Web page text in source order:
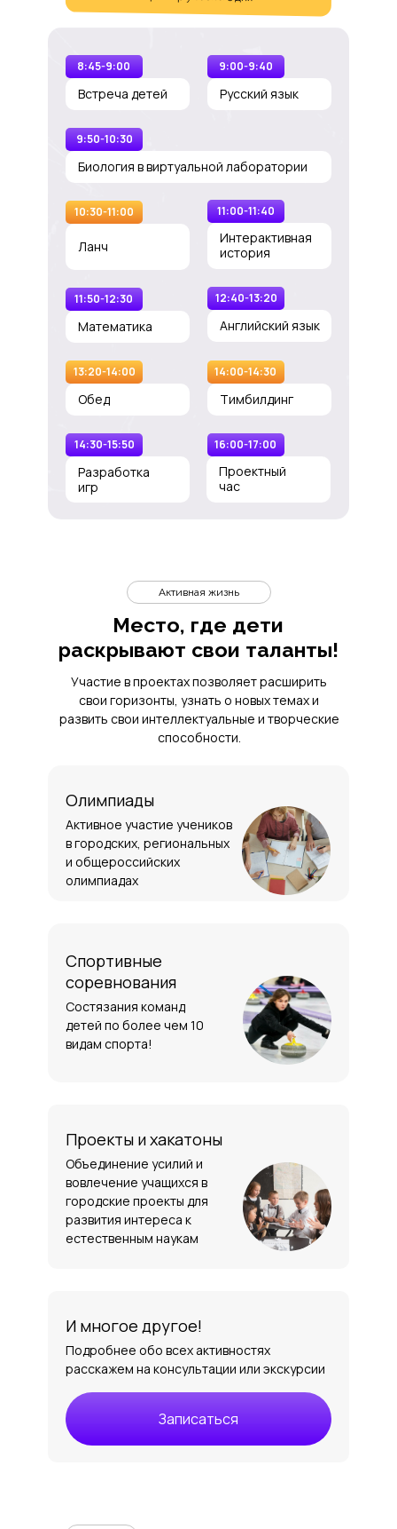
8:45-9:00
Встреча детей
9:00-9:40
Русский язык
9:50-10:30
Биология в виртуальной лаборатории
10:30-11:00
Ланч
11:00-11:40
Интерактивная
история
11:50-12:30
Математика
12:40-13:20
Английский язык
13:20-14:00
Обед
14:30-15:50
Разработка
игр
16:00-17:00
Проектный
час
14:00-14:30
Тимбилдинг
Место, где дети
раскрывают свои таланты!
Активная жизнь
Участие в проектах позволяет расширить
свои горизонты, узнать о новых темах и
развить свои интеллектуальные и творческие
способности.
Олимпиады
Активное участие учеников
в городских, региональных
и общероссийских
олимпиадах
Спортивные
соревнования
Состязания команд
детей по более чем 10
видам спорта!
Проекты и хакатоны
Объединение усилий и
вовлечение учащихся в
городские проекты для
развития интереса к
естественным наукам
И многое другое!
Подробнее обо всех активностях
расскажем на консультации или экскурсии
Записаться